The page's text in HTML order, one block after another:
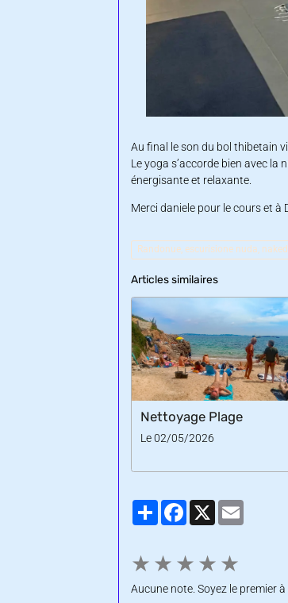
Au final le son du bol thibetain
Le yoga s’accorde bien avec
énergisante et relaxante.
Merci daniele pour le cours et à
Randonue, escurisione nuda,
Articles similaires
Nettoyage Plage
Le 02/05/2026
PartagerFacebook
X
★ ★ ★ ★ ★
Aucune note. Soyez le premier